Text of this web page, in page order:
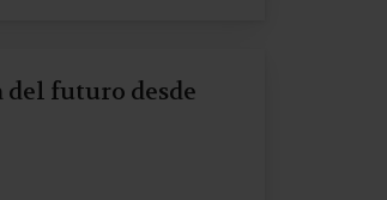
futuro desde